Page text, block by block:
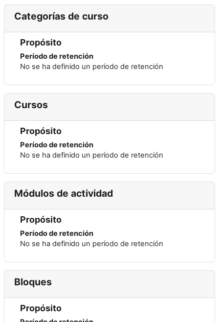
Categorías de curso
Propósito
Período de retención
No se ha definido un período de retención
Cursos
Propósito
Período de retención
No se ha definido un período de retención
Módulos de actividad
Propósito
Período de retención
No se ha definido un período de retención
Bloques
Propósito